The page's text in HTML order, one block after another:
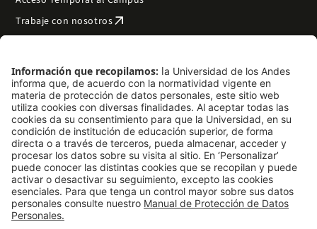
Trabaje con nosotrosarrow_outward
Preguntas frecuentes
Filantropía y donacionesarrow_outward
Mapa del sitio arrow_outward
Síguenos
LinkedIn
Instagram
Facebook